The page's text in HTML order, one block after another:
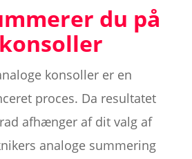
du på
konsoller er en
proces. Da resultatet
afhænger af dit valg af
analoge summering